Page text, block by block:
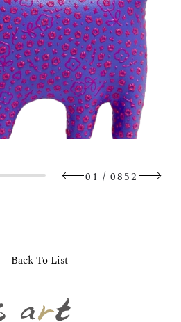
01 / 0852
Back To List